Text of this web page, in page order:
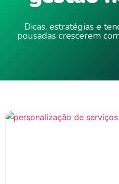
Dicas, estratégias e
pousadas crescerem